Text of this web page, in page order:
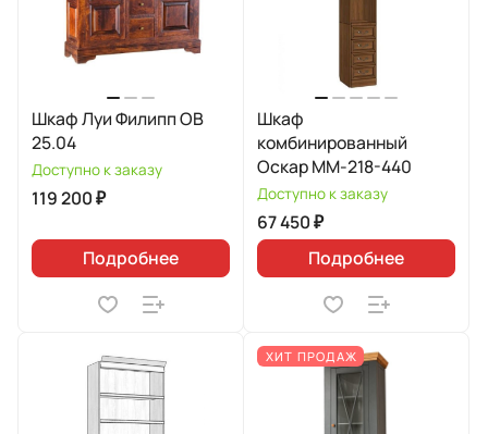
Шкаф Луи Филипп ОВ
25.04
Доступно к заказу
119 200 ₽
Подробнее
Шкаф
комбинированный
Оскар ММ-218-440
Доступно к заказу
67 450 ₽
Подробнее
ХИТ ПРОДАЖ